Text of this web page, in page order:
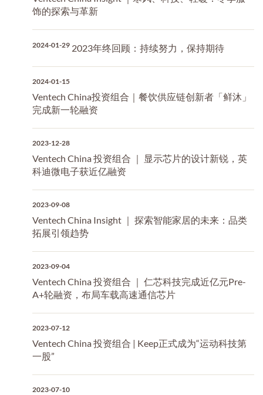
饰的探索与革新
2024-01-29 2023年终回顾：持续努力，保持期待
2024-01-15
Ventech China投资组合｜餐饮供应链创新者「鲜沐」
完成新一轮融资
2023-12-28
Ventech China 投资组合 ｜ 显示芯片的设计新锐，英
科迪微电子获近亿融资
2023-09-08
Ventech China Insight ｜ 探索智能家居的未来：品类
拓展引领趋势
2023-09-04
Ventech China 投资组合 ｜ 仁芯科技完成近亿元Pre-
A+轮融资，布局车载高速通信芯片
2023-07-12
Ventech China 投资组合 | Keep正式成为“运动科技第
一股”
2023-07-10